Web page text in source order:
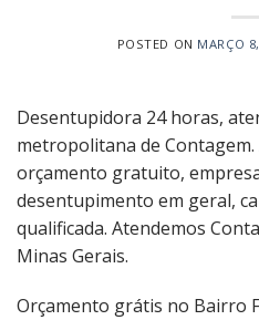
POSTED ON MARÇO
Desentupidora 24 horas,
metropolitana de
orçamento gratuito,
desentupimento em geral,
qualificada. Atendemos
Minas Gerais.
Orçamento grátis no Bairro